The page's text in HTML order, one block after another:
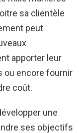
sa clientèle
peut
apporter leur
ou encore fournir
coût.
une
ses objectifs